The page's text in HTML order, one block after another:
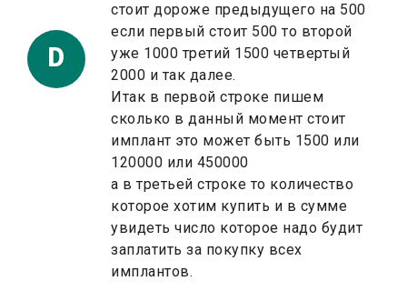
D
стоит дороже предыдущего на 500
если первый стоит 500 то второй
уже 1000 третий 1500 четвертый
2000 и так далее.
Итак в первой строке пишем
сколько в данный момент стоит
имплант это может быть 1500 или
120000 или 450000
а в третьей строке то количество
которое хотим купить и в сумме
увидеть число которое надо будит
заплатить за покупку всех
имплантов.